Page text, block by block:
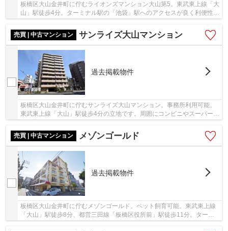
板橋区大山金井町に佇むライオンズマンション大山第5。東武東上線「大
山」駅徒歩4分。ターミナル駅の「池袋」駅へのアクセスが良く利便性良
売買 | 中古マンション
サンライズ大山マンション
過去掲載物件
板橋区大山金井町に佇むサンライズ大山マンション。事務所利用可能。
東武東上線「大山」駅徒歩4分の立地です。周囲にコンビニやスーパー、
売買 | 中古マンション
メゾンゴールド
過去掲載物件
板橋区大山金井町に佇むメゾンゴールド。ペット飼育可能。東武東上線
「大山」駅徒歩8分、都営三田線「板橋区役所前」駅徒歩11分。ターミ